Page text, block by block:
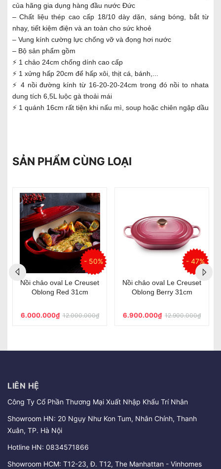
của hãng gia dụng hàng đầu nước Đức
– Chất liệu thép cao cấp 18/10 dày dặn, sáng bóng, bắt từ
nhạy, tiết kiệm điện và an toàn cho sức khoẻ
– Vung kính cường lực chống vỡ và đọng hơi nước
– Bộ sản phẩm gồm
⚡️ 1 chảo 24cm chống dính cao cấp
⚡️ 1 xửng hấp 20cm để hấp xôi, thịt cá, bánh,...
⚡️ 4 nồi đường kính từ 16-20-20-24cm trong đó nồi to nhata
dung tích 6,5L luộc gà thoải mái
⚡️ 1 quánh 16cm rất tiện khi nấu mì, soup hoặc chiên ngập dầu
SẢN PHẨM CÙNG LOẠI
- 37%
Nồi chống dính SMEG
CKFC2611RDM 26cm
5.400.000₫8.600.000₫
- 37%
Nồi chống dính SMEG
CKFC2611BLM 26cm màu
5.400.000₫8.600.000₫
LIÊN HỆ
Công Ty Cổ Phần Thương Mại Xuất Nhập Khẩu Trí Nhân
Showroom HN: 20 Ngụy Như Kon Tum, Nhân Chính, Thanh
Xuân, TP. Hà Nội
Hotline HN: 0834571866
Showroom HCM: T12-23, Đ. T12, The Manhattan - Vinhomes